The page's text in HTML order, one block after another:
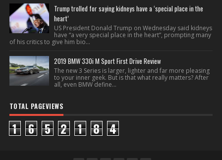
Trump trolled for saying kidneys have a ‘special place in the
heart’
US President Donald Trump on Wednesday said kidneys
have “a very special place in the heart”, prompting many
of his critics to give him bio...
2019 BMW 330i M Sport First Drive Review
The new 3 Series is larger, lighter and far more pleasing
to your inner geek. But is that what really matters? After
all, even BMW define...
TOTAL PAGEVIEWS
1 6 5 2 1 8 4